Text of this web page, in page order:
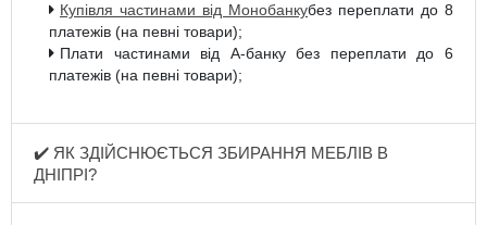
Купівля частинами від Монобанкубез переплати до 8
платежів (на певні товари);
Плати частинами від А-банку без переплати до 6
платежів (на певні товари);
✔️ ЯК ЗДІЙСНЮЄТЬСЯ ЗБИРАННЯ МЕБЛІВ В
ДНІПРІ?